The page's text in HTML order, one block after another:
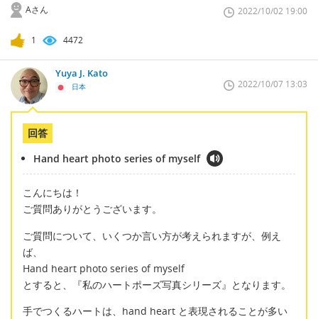
Aさん 2022/10/02 19:00
1 4472
Yuya J. Kato
日本 2022/10/07 13:03
回答
Hand heart photo series of myself
こんにちは！
ご質問ありがとうございます。
ご質問について、いくつか言い方が考えられますが、例え
ば、
Hand heart photo series of myself
とすると、『私のハートポーズ写真シリーズ』となります。
手でつくるハートは、hand heart と表現されることが多い